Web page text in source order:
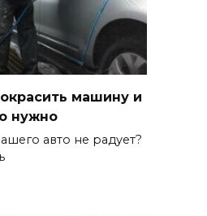
машину и
нужно
авто не радует?